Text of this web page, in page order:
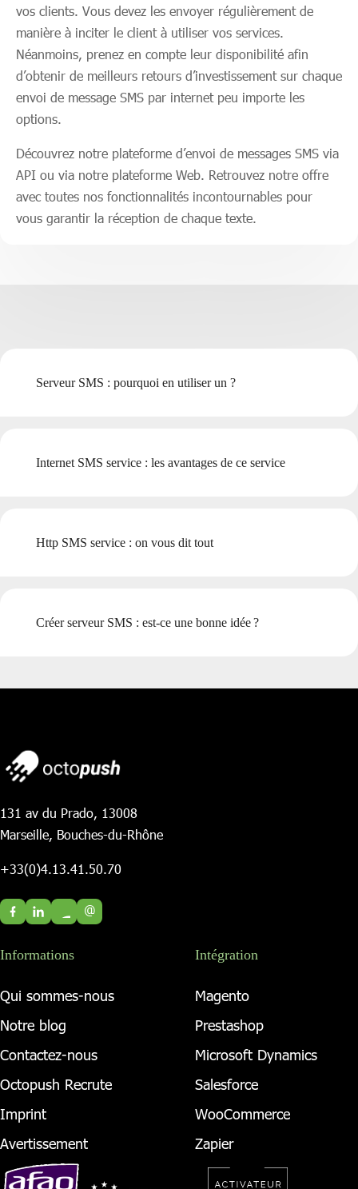
vos clients. Vous devez les envoyer régulièrement de
manière à inciter le client à utiliser vos services.
Néanmoins, prenez en compte leur disponibilité afin
d’obtenir de meilleurs retours d’investissement sur chaque
envoi de message SMS par internet peu importe les
options.
Découvrez notre plateforme d’envoi de messages SMS via
API ou via notre plateforme Web. Retrouvez notre offre
avec toutes nos fonctionnalités incontournables pour
vous garantir la réception de chaque texte.
Serveur SMS : pourquoi en utiliser un ?
Internet SMS service : les avantages de ce service
Http SMS service : on vous dit tout
Créer serveur SMS : est-ce une bonne idée ?
131 av du Prado, 13008
Marseille, Bouches-du-Rhône
+33(0)4.13.41.50.70
@
Informations
Qui sommes-nous
Notre blog
Contactez-nous
Octopush Recrute
Imprint
Avertissement
Intégration
Magento
Prestashop
Microsoft Dynamics
Salesforce
WooCommerce
Zapier